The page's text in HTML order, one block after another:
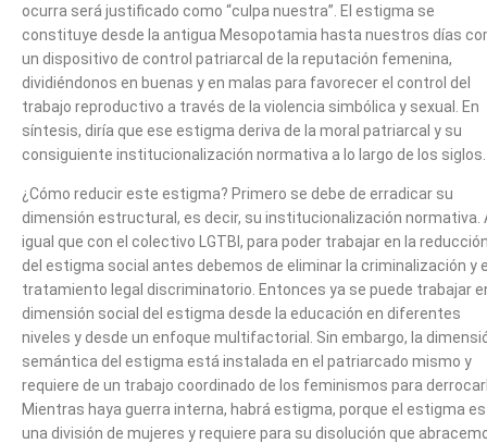
ocurra será justificado como “culpa nuestra”. El estigma se
constituye desde la antigua Mesopotamia hasta nuestros días
un dispositivo de control patriarcal de la reputación femenina,
dividiéndonos en buenas y en malas para favorecer el control del
trabajo reproductivo a través de la violencia simbólica y sexual. En
síntesis, diría que ese estigma deriva de la moral patriarcal y su
consiguiente institucionalización normativa a lo largo de los siglos.
¿Cómo reducir este estigma? Primero se debe de erradicar su
dimensión estructural, es decir, su institucionalización normativa.
igual que con el colectivo LGTBI, para poder trabajar en la
del estigma social antes debemos de eliminar la criminalización y
tratamiento legal discriminatorio. Entonces ya se puede trabajar
dimensión social del estigma desde la educación en diferentes
niveles y desde un enfoque multifactorial. Sin embargo, la
semántica del estigma está instalada en el patriarcado mismo y
requiere de un trabajo coordinado de los feminismos para
Mientras haya guerra interna, habrá estigma, porque el estigma es
una división de mujeres y requiere para su disolución que